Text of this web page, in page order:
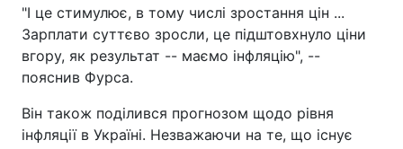
"І це стимулює, в тому числі зростання цін ...
Зарплати суттєво зросли, це підштовхнуло ціни
вгору, як результат -- маємо інфляцію", --
пояснив Фурса.
Він також поділився прогнозом щодо рівня
інфляції в Україні. Незважаючи на те, що існує